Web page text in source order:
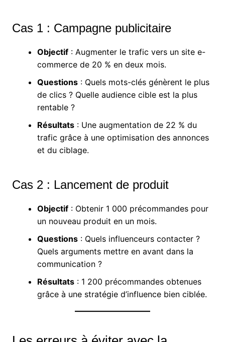
Cas 1 : Campagne publicitaire
Objectif: Augmenter le trafic vers un site e-
commerce de 20 % en deux mois.
Questions: Quels mots-clés génèrent le plus
de clics ? Quelle audience cible est la plus
rentable ?
Résultats: Une augmentation de 22 % du
trafic grâce à une optimisation des annonces
et du ciblage.
Cas 2 : Lancement de produit
Objectif: Obtenir 1 000 précommandes pour
un nouveau produit en un mois.
Questions: Quels influenceurs contacter ?
Quels arguments mettre en avant dans la
communication ?
Résultats: 1 200 précommandes obtenues
grâce à une stratégie d’influence bien ciblée.